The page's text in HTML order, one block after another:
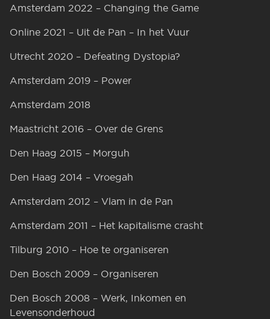
Amsterdam 2022 – Changing the Game
Online 2021 – Uit de Pan – In het Vuur
Utrecht 2020 – Defeating Dystopia?
Amsterdam 2019 – Power
Amsterdam 2018
Maastricht 2016 – Over de Grens
Den Haag 2015 – Morguh
Den Haag 2014 – Vroegah
Amsterdam 2012 – Vlam in de Pan
Amsterdam 2011 – Het kapitalisme crasht
Tilburg 2010 – Hoe te organiseren
Den Bosch 2009 – Organiseren
Den Bosch 2008 – Werk, Inkomen en
Levensonderhoud